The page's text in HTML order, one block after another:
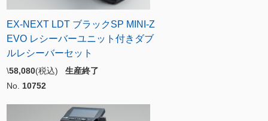
EX-NEXT LDT ブラックSP MINI-Z
EVO レシーバーユニット付きダブ
ルレシーバーセット
\58,080(税込) 生産終了
No. 10752